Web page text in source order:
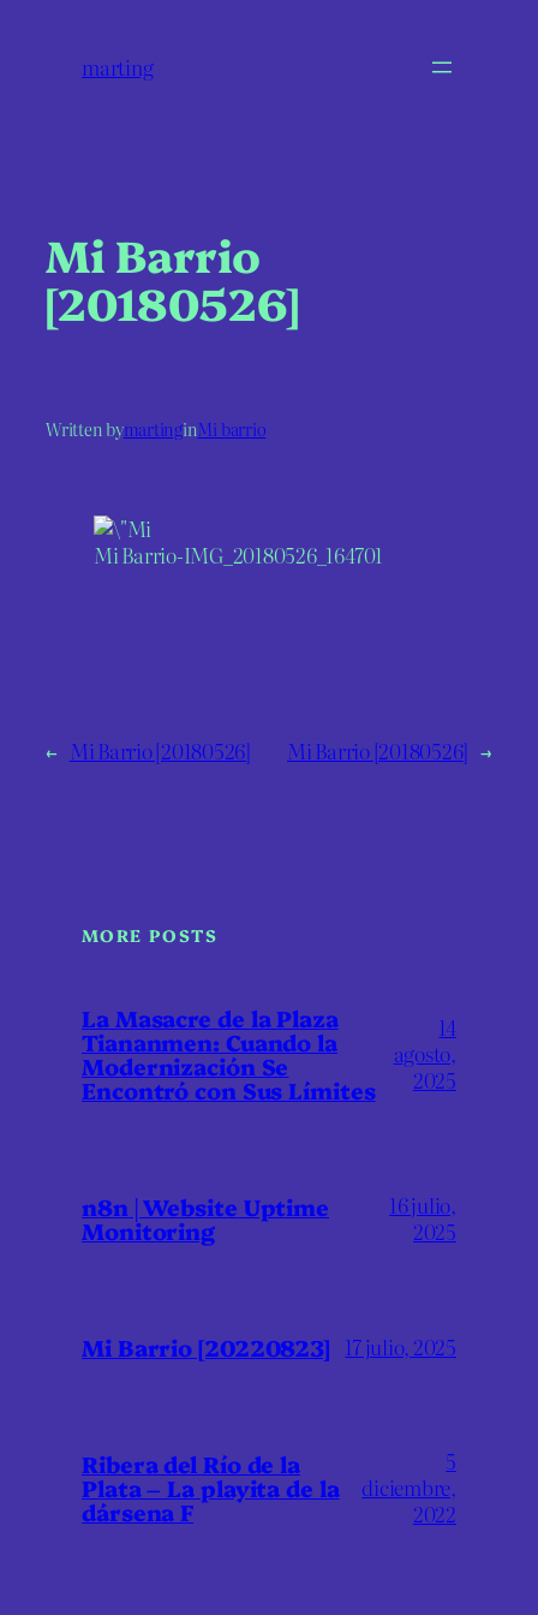
marting
Mi Barrio
[20180526]
Written bymartinginMi barrio
Mi Barrio-IMG_20180526_164701
← Mi Barrio [20180526] Mi Barrio [20180526] →
MORE POSTS
La Masacre de la Plaza
Tiananmen: Cuando la
Modernización Se
Encontró con Sus Límites
14
agosto,
2025
n8n | Website Uptime
Monitoring
16 julio,
2025
Mi Barrio [20220823] 17 julio, 2025
Ribera del Río de la
Plata – La playita de la
dársena F
5
diciembre,
2022